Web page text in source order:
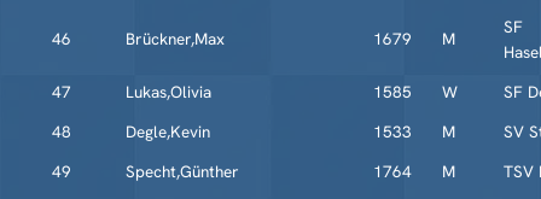
46 Brückner,Max 1679 M
SF
47
Lukas,Olivia 1585 W
SF
48
Degle,Kevin 1533 M
SV
49
Specht,Günther 1764 M TSV